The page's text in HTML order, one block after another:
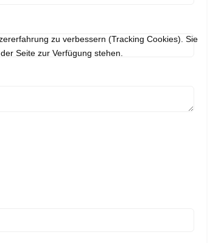
zu verbessern (Tracking Cookies). Sie
Seite zur Verfügung stehen.